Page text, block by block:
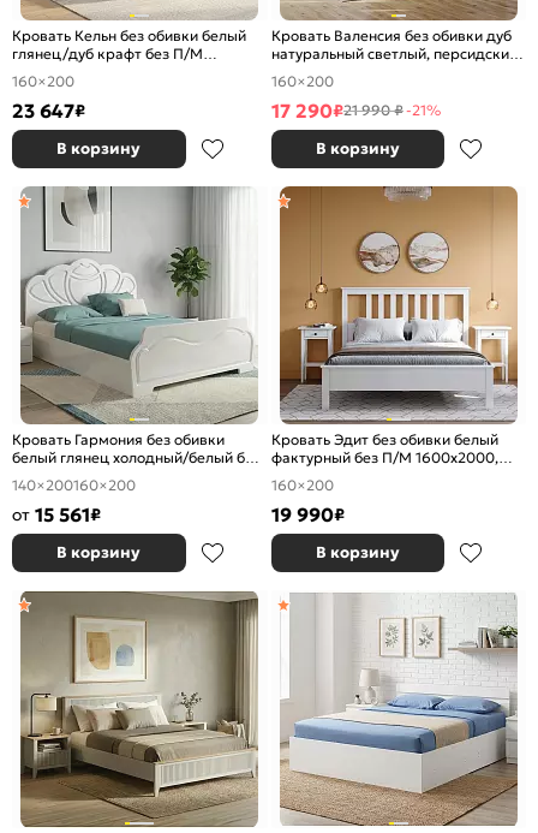
Кровать Кельн без обивки белый
глянец/дуб крафт без П/М
1600x2000, изголовье жесткое
160×200
23 647₽
В корзину
Кровать Валенсия без обивки дуб
натуральный светлый, персидский
жемчуг 1600x2000, изголовье
жесткое
160×200
17 290₽21 990 ₽-21%
В корзину
Кровать Гармония без обивки
белый глянец холодный/белый без
П/М 1400x2000, изголовье жесткое
140×200160×200
от 15 561₽
В корзину
Кровать Эдит без обивки белый
фактурный без П/М 1600x2000,
ортопедическое основание,
изголовье жесткое
160×200
19 990₽
В корзину